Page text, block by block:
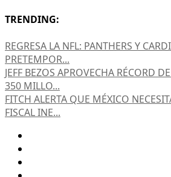
TRENDING:
REGRESA LA NFL: PANTHERS Y
PRETEMPOR...
JEFF BEZOS APROVECHA RÉCORD
350 MILLO...
FITCH ALERTA QUE MÉXICO
FISCAL INE...